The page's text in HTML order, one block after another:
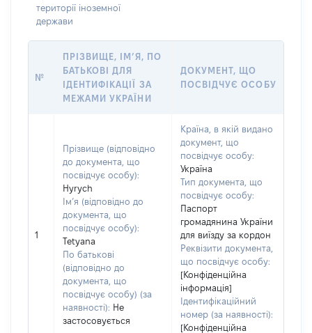
території іноземної
держави
№
ПРІЗВИЩЕ, ІМ’Я, ПО
БАТЬКОВІ ДЛЯ
ІДЕНТИФІКАЦІЇ ЗА
МЕЖАМИ УКРАЇНИ
ДОКУМЕНТ, ЩО
ПОСВІДЧУЄ ОСОБУ
1
Прізвище (відповідно
до документа, що
посвідчує особу):
Hyrych
Ім’я (відповідно до
документа, що
посвідчує особу):
Tetyana
По батькові
(відповідно до
документа, що
посвідчує особу) (за
наявності): Не
застосовується
Країна, в якій видано
документ, що
посвідчує особу:
Україна
Тип документа, що
посвідчує особу:
Паспорт
громадянина України
для виїзду за кордон
Реквізити документа,
що посвідчує особу:
[Конфіденційна
інформація]
Ідентифікаційний
номер (за наявності):
[Конфіденційна